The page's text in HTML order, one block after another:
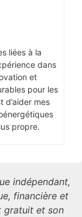
liées à la
dans
et
pour les
d’aider mes
propre.
indépendant,
financière et
gratuit et son